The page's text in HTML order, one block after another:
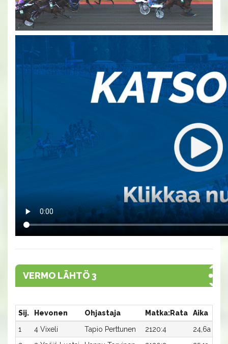
VERMO LÄHTÖ 3
Sij. Hevonen Ohjastaja Matka:Rata Aika
1
4 Vixeli Tapio Perttunen 2120:4 24,6a